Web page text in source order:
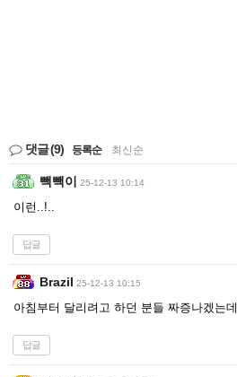
댓글(9) 등록순 최신순
빽빽이 25-12-13 10:14
이런..!..
답글
Brazil 25-12-13 10:15
아침부터 달리려고 하던 분들 짜증나겠는데
답글